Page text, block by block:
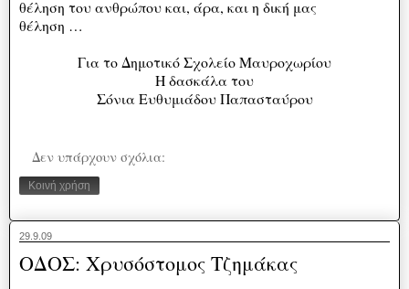
θέληση του ανθρώπου και, άρα, και η δική μας
θέληση …
Για το Δημοτικό Σχολείο Μαυροχωρίου
Η δασκάλα του
Σόνια Ευθυμιάδου Παπασταύρου
Δεν υπάρχουν σχόλια:
Κοινή χρήση
29.9.09
ΟΔΟΣ: Χρυσόστομος Τζημάκας